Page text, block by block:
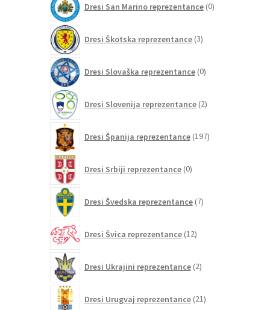
Dresi San Marino reprezentance 0izdelkov
Dresi Škotska reprezentance 3izdelki
Dresi Slovaška reprezentance 0izdelkov
Dresi Slovenija reprezentance 2izdelka
Dresi Španija reprezentance 197izdelkov
Dresi Srbiji reprezentance 0izdelkov
Dresi Švedska reprezentance 7izdelkov
Dresi Švica reprezentance 12izdelkov
Dresi Ukrajini reprezentance 2izdelka
Dresi Urugvaj reprezentance 21izdelkov